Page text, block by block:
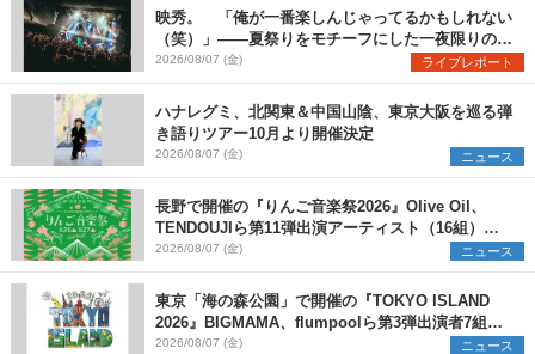
映秀。 「俺が一番楽しんじゃってるかもしれない
（笑）」――夏祭りをモチーフにした一夜限りのス
ペシャルライブ『色祭』レポート
2026/08/07 (金) ライブレポート
ハナレグミ、北関東＆中国山陰、東京大阪を巡る弾
き語りツアー10月より開催決定
2026/08/07 (金) ニュース
長野で開催の『りんご音楽祭2026』Olive Oil、
TENDOUJIら第11弾出演アーティスト（16組）を
発表
2026/08/07 (金) ニュース
東京「海の森公園」で開催の『TOKYO ISLAND
2026』BIGMAMA、flumpoolら第3弾出演者7組を
発表 ワークショップ・アート出展者を募集
2026/08/07 (金) ニュース